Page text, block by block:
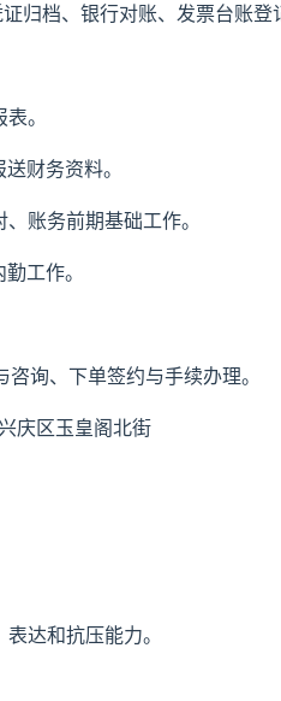
归档、银行对账、发票台账登
。
财务资料。
账务前期基础工作。
工作。
询、下单签约与手续办理。
庆区玉皇阁北街
达和抗压能力。